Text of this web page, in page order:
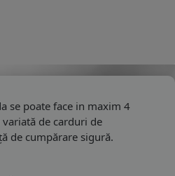
se poate face in maxim 4
de carduri de
de cumpărare sigură.